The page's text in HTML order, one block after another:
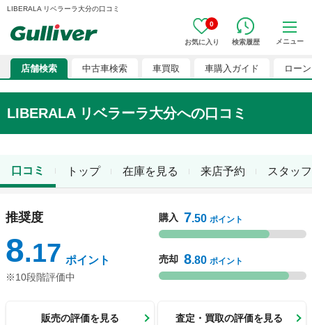
LIBERALA リベラーラ大分の口コミ
0
お気に入り 検索履歴 メニュー
店舗検索 中古車検索 車買取 車購入ガイド ローン
LIBERALA リベラーラ大分への口コミ
トップ 在庫を見る 来店予約
口コミ スタッフ
推奨度
8.17 ポイント
※10段階評価中
購入 7.50 ポイント
売却 8.80 ポイント
販売の評価を見る 査定・買取の評価を見る